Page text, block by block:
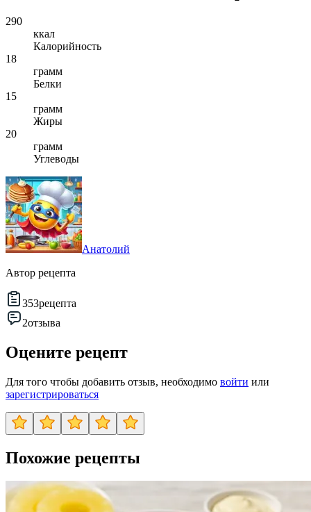
290
ккал
Калорийность
18
грамм
Белки
15
грамм
Жиры
20
грамм
Углеводы
Анатолий
Автор рецепта
353рецепта
2отзыва
Оцените рецепт
Для того чтобы добавить отзыв, необходимо войти или
зарегистрироваться
Похожие рецепты